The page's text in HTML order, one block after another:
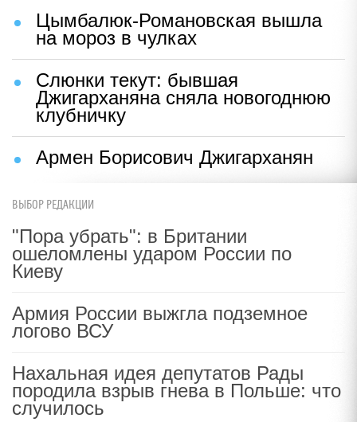
Цымбалюк-Романовская вышла
на мороз в чулках
Слюнки текут: бывшая
Джигарханяна сняла новогоднюю
клубничку
Армен Борисович Джигарханян
ВЫБОР РЕДАКЦИИ
"Пора убрать": в Британии
ошеломлены ударом России по
Киеву
Армия России выжгла подземное
логово ВСУ
Нахальная идея депутатов Рады
породила взрыв гнева в Польше: что
случилось